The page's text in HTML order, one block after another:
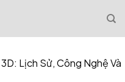
Lịch Sử, Công Nghệ Và